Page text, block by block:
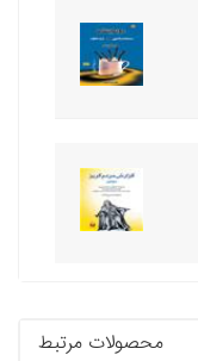
محصولات مرتبط